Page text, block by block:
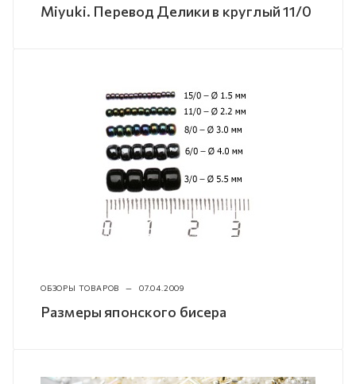
Miyuki. Перевод Делики в круглый 11/0
ОБЗОРЫ ТОВАРОВ — 07.04.2009
Размеры японского бисера